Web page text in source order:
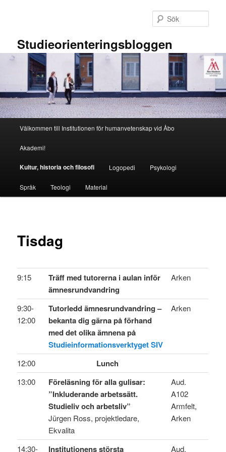
Studieorienteringsbloggen
Välkommen till Institutionen för humanvetenskap vid Åbo
Akademi!
Kultur, historia och filosofi Logopedi Psykologi
Språk Teologi Material
Tisdag
9:15
Träff med tutorerna i aulan inför
ämnesrundvandring
Arken
9:30-
12:00
Tutorledd ämnesrundvandring –
bekanta dig gärna på förhand
med det olika ämnena på
Studieinformationsverktyget SIV
Arken
12:00 Lunch
13:00
Föreläsning för alla gulisar:
”Inkluderande arbetssätt.
Studieliv och arbetsliv”
Jürgen Ross, projektledare,
Ekvalita
Aud.
A102
Armfelt,
Arken
14:30- Institutionens största Aud.